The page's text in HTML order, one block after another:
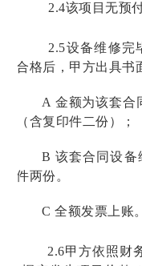
2.4该项目无预
2.5设备维修完
合格后，甲方出具书
A 金额为该套合
（含复印件二份）；
B该套合同设备
件两份。
C全额发票上账。
2.6甲方依照财